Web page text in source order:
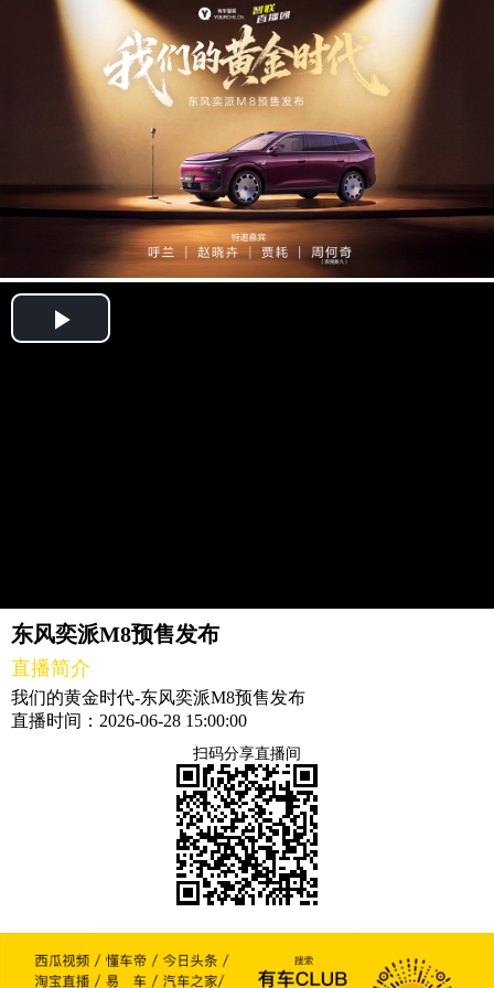
Play
东风奕派M8预售发布
直播简介
我们的黄金时代-东风奕派M8预售发布
直播时间：2026-06-28 15:00:00
扫码分享直播间